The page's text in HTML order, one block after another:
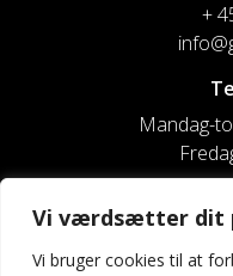
Vi værdsætter dit
Vi bruger cookies til at
+
Mandag-
Reg. &